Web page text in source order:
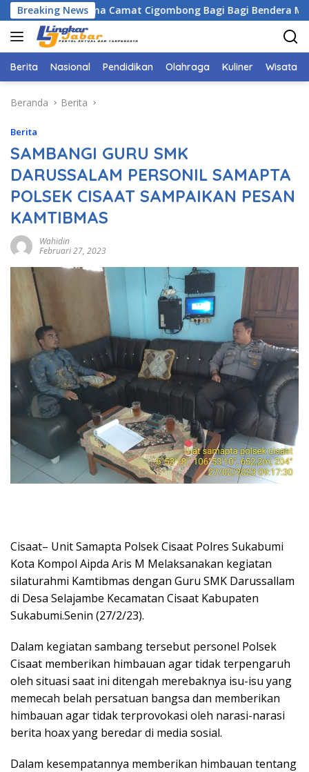
Langsung
ke
konten
Breaking News
Bersama Camat Cigombong Bagi Bagi Bendera Merah
Berita Nasional Pendidikan Olahraga Kuliner Wisata
Beranda Berita
Berita
SAMBANGI GURU SMK
DARUSSALAM PERSONIL SAMAPTA
POLSEK CISAAT SAMPAIKAN PESAN
KAMTIBMAS
Wahidin
Februari 27, 2023
Cisaat– Unit Samapta Polsek Cisaat Polres Sukabumi
Kota Kompol Aipda Aris M Melaksanakan kegiatan
silaturahmi Kamtibmas dengan Guru SMK Darussallam
di Desa Selajambe Kecamatan Cisaat Kabupaten
Sukabumi.Senin (27/2/23).
Dalam kegiatan sambang tersebut personel Polsek
Cisaat memberikan himbauan agar tidak terpengaruh
oleh situasi saat ini ditengah merebaknya isu-isu yang
memecah belah persatuan bangsa dan memberikan
himbauan agar tidak terprovokasi oleh narasi-narasi
berita hoax yang beredar di media sosial.
Dalam kesempatannya memberikan himbauan tentang